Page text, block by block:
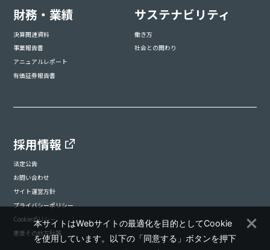
財務・業績
決算関連資料
事業報告書
アニュアルレポート
有価証券報告書
サステナビリティ
働き方
社会との関わり
採用情報
法定公告
お問い合わせ
サイト運営方針
プライバシーポリシー
Cookieポリシー
憲章その他方針等
本サイトはWebサイトの最適化を目的としてCookie
を使用しています。以下の「同意する」ボタンを押下